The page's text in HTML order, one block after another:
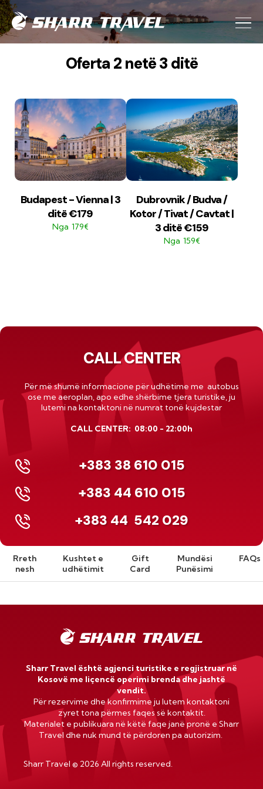
Oferta 2 netë 3 ditë
Budapest - Vienna | 3
ditë €179
Nga 179€
Dubrovnik / Budva /
Kotor / Tivat / Cavtat |
3 ditë €159
Nga 159€
CALL CENTER
Për më shumë informacione për udhëtime me autobus
ose me aeroplan, apo edhe shërbime tjera turistike, ju
lutemi na kontaktoni në numrat tonë kujdestar
CALL CENTER: 08:00 - 22:00h
+383 38 610 015
+383 44 610 015
+383 44 542 029
Rreth
nesh
Kushtet e
udhëtimit
Gift
Card
Mundësi
Punësimi
FAQs
Sharr Travel është agjenci turistike e regjistruar në
Kosovë me liçencë operimi brenda dhe jashtë
vendit.
Për rezervime dhe konfirmime ju lutem kontaktoni
zyret tona përmes faqes së kontaktit.
Materialet e publikuara në këtë faqe janë pronë e Sharr
Travel dhe nuk mund të përdoren pa autorizim.
Sharr Travel © 2026 All rights reserved.